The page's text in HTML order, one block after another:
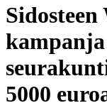
5000